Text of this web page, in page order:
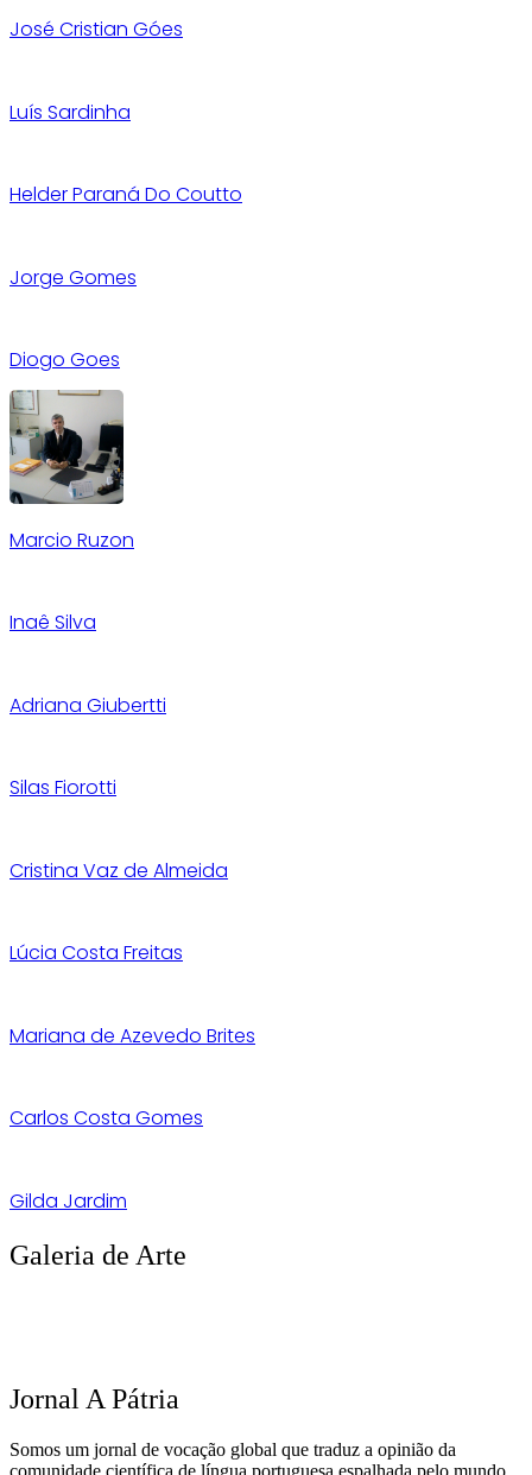
José Cristian Góes
Luís Sardinha
Helder Paraná Do Coutto
Jorge Gomes
Diogo Goes
Marcio Ruzon
Inaê Silva
Adriana Giubertti
Silas Fiorotti
Cristina Vaz de Almeida
Lúcia Costa Freitas
Mariana de Azevedo Brites
Carlos Costa Gomes
Gilda Jardim
Galeria de Arte
Jornal A Pátria
Somos um jornal de vocação global que traduz a opinião da
comunidade científica de língua portuguesa espalhada pelo mundo.